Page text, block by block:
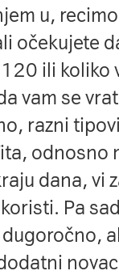
u,
očekujete
ili koliko
vam se
razni
odnosno
dana, vi
Pa